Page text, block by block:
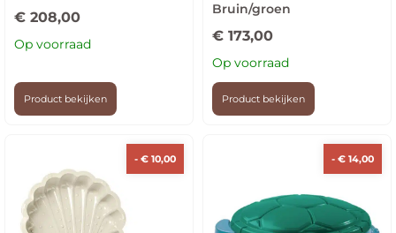
€ 208,00
Op voorraad
Product bekijken
Bruin/groen
€ 173,00
Op voorraad
Product bekijken
-€ 10,00 -€ 14,00